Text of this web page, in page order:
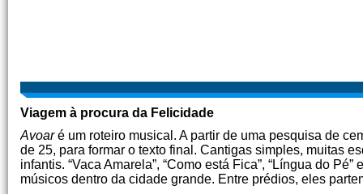
Viagem à procura da Felicidade
Avoaré um roteiro musical. A partir de uma pesquisa de
de 25, para formar o texto final. Cantigas simples, muitas
infantis. “Vaca Amarela”, “Como está Fica”, “Língua do
músicos dentro da cidade grande. Entre prédios, eles